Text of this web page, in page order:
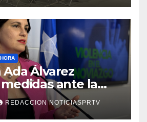
Ada Álvarez
ante la
el noviazgo
REDACCION NOTICIASPRTV